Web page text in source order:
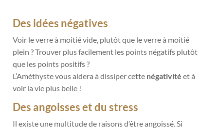
Des idées négatives
Voir le verre à moitié vide, plutôt que le verre à moitié
plein ? Trouver plus facilement les points négatifs plutôt
que les points positifs ?
L’Améthyste vous aidera à dissiper cette négativité et à
voir la vie plus belle !
Des angoisses et du stress
Il existe une multitude de raisons d’être angoissé. Si